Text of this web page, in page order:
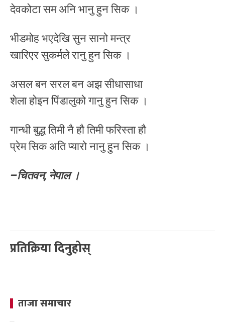
देवकोटा सम अनि भानु हुन सिक ।
भीडमोह भएदेखि सुन सानो मन्त्र
खारिएर सुकर्मले रानु हुन सिक ।
असल बन सरल बन अझ सीधासाधा
शेला होइन पिंडालुको गानु हुन सिक ।
गान्धी बुद्ध तिमी नै हौ तिमी फरिस्ता हौ
प्रेम सिक अति प्यारो नानु हुन सिक ।
–चितवन, नेपाल ।
प्रतिक्रिया दिनुहोस्
ताजा समाचार